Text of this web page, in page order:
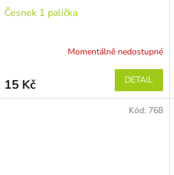
Česnek 1 palička
Momentálně nedostupné
15 Kč DETAIL
Kód: 768